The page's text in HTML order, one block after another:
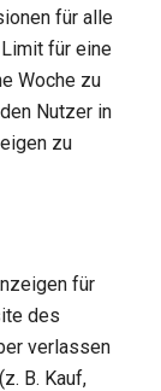
für alle
für eine
Woche zu
Nutzer in
zu
für
des
verlassen
B. Kauf,